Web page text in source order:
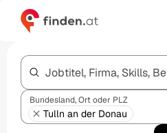
Jobtitel, Firma, Skills,
Bundesland, Ort oder PLZ
Tulln an der Donau